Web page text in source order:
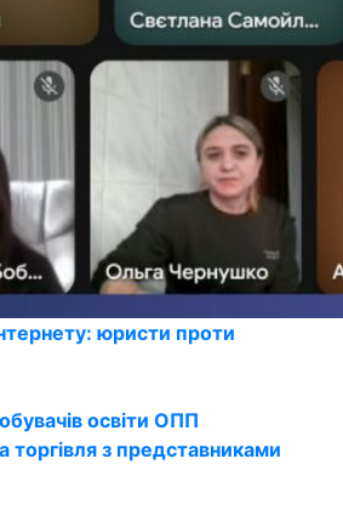
юристи проти
освіти ОПП
торгівля з представниками